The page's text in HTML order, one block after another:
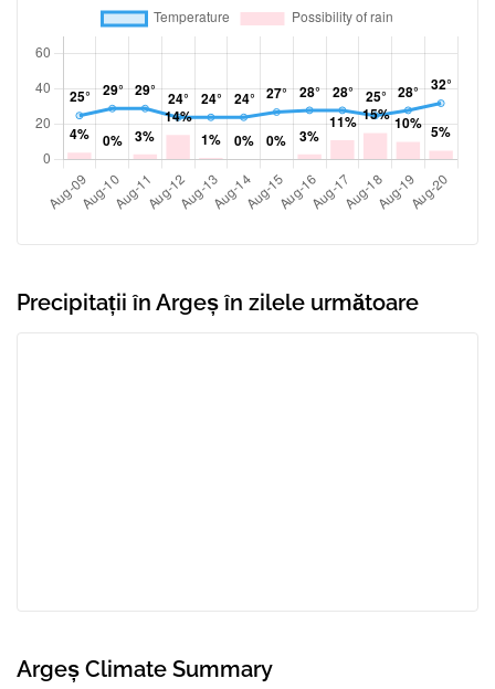
Precipitații în Argeș în zilele următoare
Argeș Climate Summary